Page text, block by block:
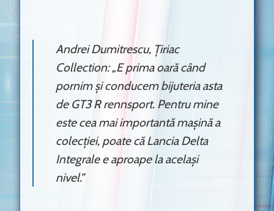
Andrei Dumitrescu, Țiriac
Collection: „E prima oară când
pornim și conducem bijuteria asta
de GT3 R rennsport. Pentru mine
este cea mai importantă mașină a
colecției, poate că Lancia Delta
Integrale e aproape la același
nivel.”